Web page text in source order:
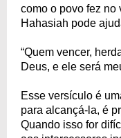
como o povo fez no
Hahasiah pode
“Quem vencer,
Deus, e ele será
Esse versículo é
para alcançá-la, é
Quando isso for